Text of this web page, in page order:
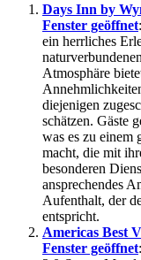
Days Inn by
Fenster geöffnet
ein herrliches
Atmosphäre
diejenigen
schätzen. Gäste
was es zu einem
macht, die mit
besonderen
ansprechendes
Aufenthalt, der
entspricht.
Americas Best
Fenster geöffnet